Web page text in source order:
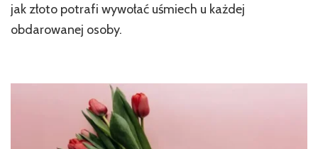
jak złoto potrafi wywołać uśmiech u każdej
obdarowanej osoby.